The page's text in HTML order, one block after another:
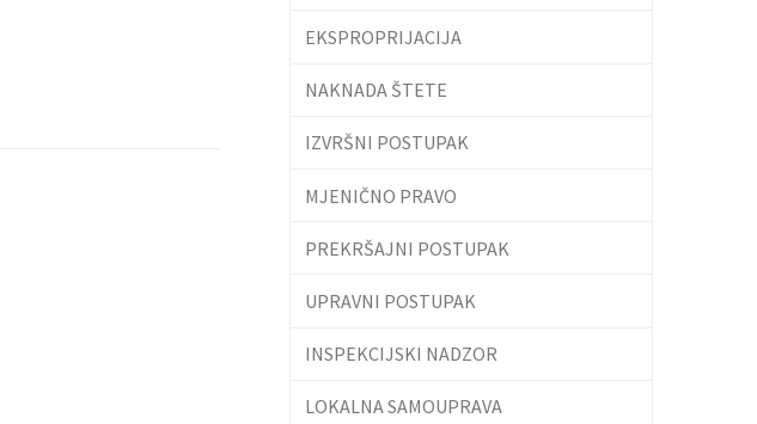
EKSPROPRIJACIJA
NAKNADA ŠTETE
IZVRŠNI POSTUPAK
MJENIČNO PRAVO
PREKRŠAJNI POSTUPAK
UPRAVNI POSTUPAK
INSPEKCIJSKI NADZOR
LOKALNA SAMOUPRAVA